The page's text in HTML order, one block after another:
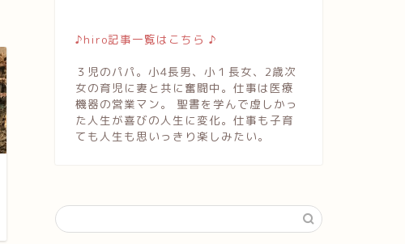
♪hiro記事一覧はこちら ♪
３児のパパ。小4長男、小１長女、2歳次
女の育児に妻と共に奮闘中。仕事は医療
機器の営業マン。 聖書を学んで虚しかっ
た人生が喜びの人生に変化。仕事も子育
ても人生も思いっきり楽しみたい。